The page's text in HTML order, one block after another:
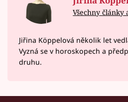
Všechny články
Jiřina Köppelová několik let
Vyzná se v horoskopech a
druhu.